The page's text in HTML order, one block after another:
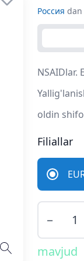
Россия dan
oldin
Filiallar
−
mavjud